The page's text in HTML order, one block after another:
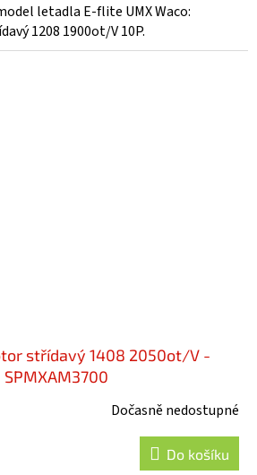
letadla E-flite UMX Waco:
1208 1900ot/V 10P.
střídavý 1408 2050ot/V -
SPMXAM3700
Dočasně nedostupné
Do košíku